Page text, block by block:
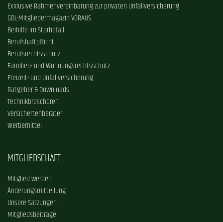
Exklusive Rahmenvereinbarung zur privaten Unfallversicherung
GDL-Mitgliedermagazin VORAUS
Beihilfe im Sterbefall
Berufshaftpflicht
Berufsrechtsschutz
Familien- und Wohnungsrechtsschutz
Freizeit- und Unfallversicherung
Ratgeber & Downloads
Technikbroschüren
Versichertenberater
Werbemittel
MITGLIEDSCHAFT
Mitglied werden
Änderungsmitteilung
Unsere Satzungen
Mitgliedsbeiträge